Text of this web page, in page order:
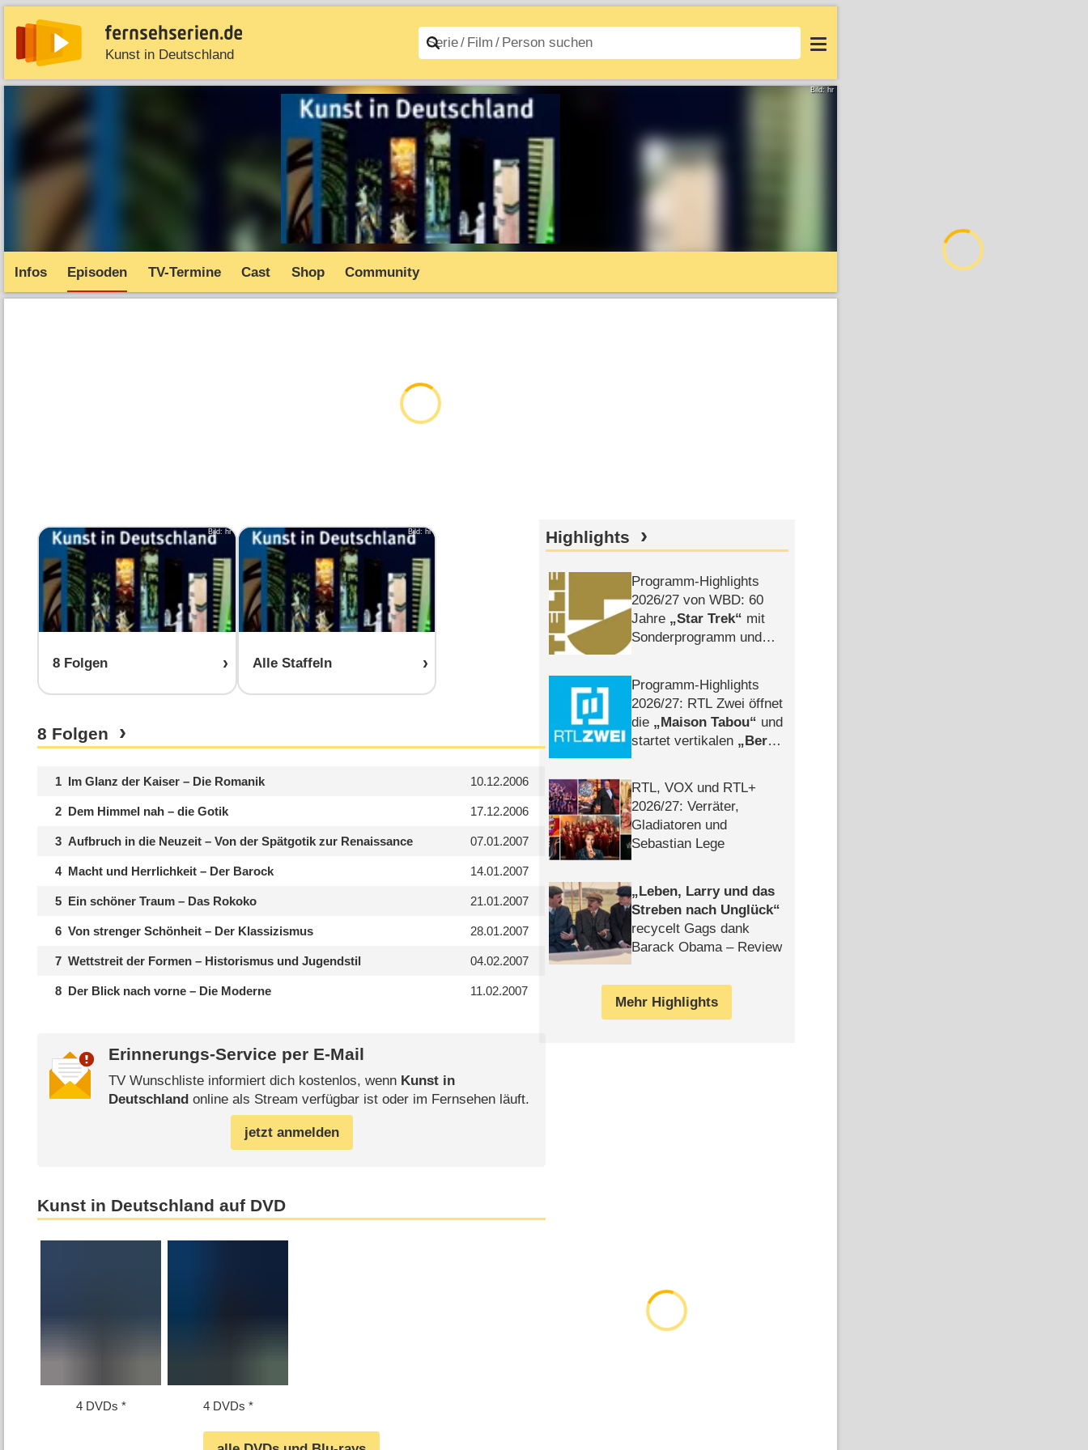
Kunst in Deutschland
News Entdecken Streaming Filme A–Z Login
Bild: hr
Infos Episoden TV-Termine Cast Shop Community
Bild: hr
8 Folgen
Bild: hr
Alle Staffeln
8 Folgen
1 Im Glanz der Kaiser – Die Romanik 10.12.2006
2 Dem Himmel nah – die Gotik 17.12.2006
3 Aufbruch in die Neuzeit – Von der Spätgotik zur Renaissance 07.01.2007
4 Macht und Herrlichkeit – Der Barock 14.01.2007
5 Ein schöner Traum – Das Rokoko 21.01.2007
6 Von strenger Schönheit – Der Klassizismus 28.01.2007
7 Wettstreit der Formen – Historismus und Jugendstil 04.02.2007
8 Der Blick nach vorne – Die Moderne 11.02.2007
Erinnerungs-Service per E-Mail
TV Wunschliste informiert dich kostenlos, wenn Kunst in
Deutschlandonline als Stream verfügbar ist oder im Fernsehen läuft.
jetzt anmelden
Kunst in Deutschland auf DVD
4 DVDs 4 DVDs
Highlights
Programm-Highlights
2026/​27 von WBD: 60
Jahre
Star Trek
mit
Sonderprogramm und
Programm-Highlights
2026/​27: RTL Zwei öffnet
die
Maison Tabou
und
startet vertikalen
Berlin
RTL, VOX und RTL+
2026/​27: Verräter,
Gladiatoren und
Sebastian Lege
Leben, Larry und das
Streben nach Unglück
recycelt Gags dank
Barack Obama – Review
Mehr Highlights